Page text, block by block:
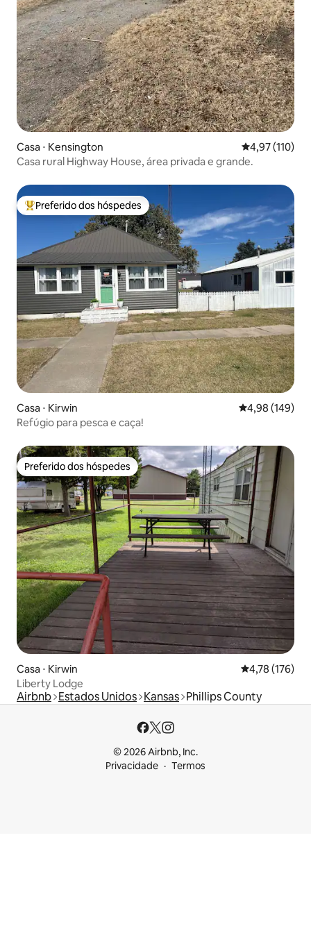
Casa ⋅ Kensington 4,97 de uma
4,97 (110)
Casa rural Highway House, área privada e grande.
Entre os melhores preferidos dos hóspedes
Preferido dos hóspedes
Casa ⋅ Kirwin 4,98 de uma
4,98 (149)
Refúgio para pesca e caça!
Preferido dos hóspedes
Preferido dos hóspedes
Casa ⋅ Kirwin 4,78 de uma
4,78 (176)
Liberty Lodge
Airbnb Estados Unidos Kansas Phillips County
© 2026 Airbnb, Inc.
Privacidade
Termos